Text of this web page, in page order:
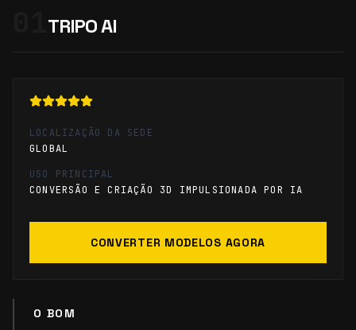
TRIPO AI
LOCALIZAÇÃO DA SEDE
GLOBAL
USO PRINCIPAL
CONVERSÃO E CRIAÇÃO 3D IMPULSIONADA POR IA
CONVERTER MODELOS AGORA
O BOM